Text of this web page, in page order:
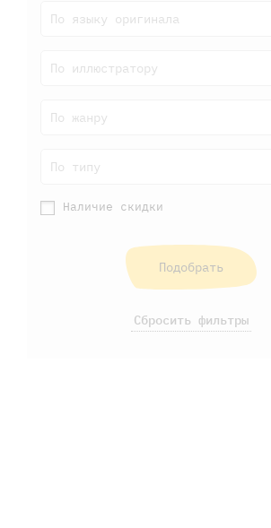
По языку оригинала
По иллюстратору
По жанру
По типу
Наличие скидки
Подобрать
Сбросить фильтры